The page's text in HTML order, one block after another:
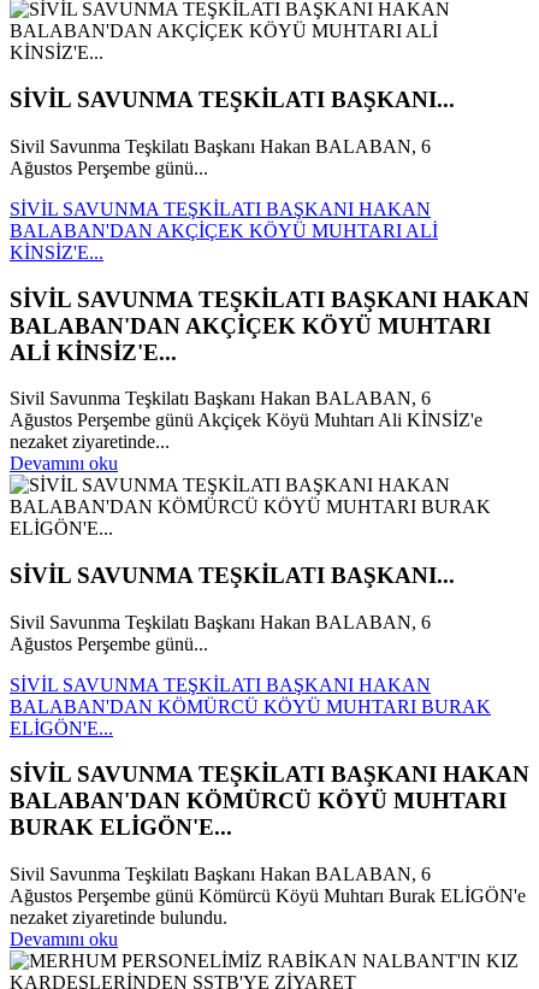
SİVİL SAVUNMA TEŞKİLATI BAŞKANI...
Sivil Savunma Teşkilatı Başkanı Hakan BALABAN, 6
Ağustos Perşembe günü...
SİVİL SAVUNMA TEŞKİLATI BAŞKANI HAKAN
BALABAN'DAN AKÇİÇEK KÖYÜ MUHTARI ALİ
KİNSİZ'E...
SİVİL SAVUNMA TEŞKİLATI BAŞKANI HAKAN
BALABAN'DAN AKÇİÇEK KÖYÜ MUHTARI
ALİ KİNSİZ'E...
Sivil Savunma Teşkilatı Başkanı Hakan BALABAN, 6
Ağustos Perşembe günü Akçiçek Köyü Muhtarı Ali KİNSİZ'e
nezaket ziyaretinde...
Devamını oku
SİVİL SAVUNMA TEŞKİLATI BAŞKANI...
Sivil Savunma Teşkilatı Başkanı Hakan BALABAN, 6
Ağustos Perşembe günü...
SİVİL SAVUNMA TEŞKİLATI BAŞKANI HAKAN
BALABAN'DAN KÖMÜRCÜ KÖYÜ MUHTARI BURAK
ELİGÖN'E...
SİVİL SAVUNMA TEŞKİLATI BAŞKANI HAKAN
BALABAN'DAN KÖMÜRCÜ KÖYÜ MUHTARI
BURAK ELİGÖN'E...
Sivil Savunma Teşkilatı Başkanı Hakan BALABAN, 6
Ağustos Perşembe günü Kömürcü Köyü Muhtarı Burak ELİGÖN'e
nezaket ziyaretinde bulundu.
Devamını oku